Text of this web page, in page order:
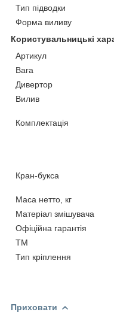
Тип підводки
Форма виливу
Користувальницькі
Артикул
Вага
Дивертор
Вилив
Комплектація
Кран-букса
Маса нетто, кг
Матеріал змішувача
Офіційна гарантія
ТМ
Тип кріплення
Приховати